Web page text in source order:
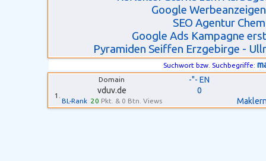
Google
SEO Agentur
Google Ads Kampagne
Pyramiden Seiffen Erzgebirge -
Suchwort bzw. Suchbegriffe:
Domain -"- EN
1.
vduv.de 0
BL-Rank 20 Pkt. & 0 Btn. Views